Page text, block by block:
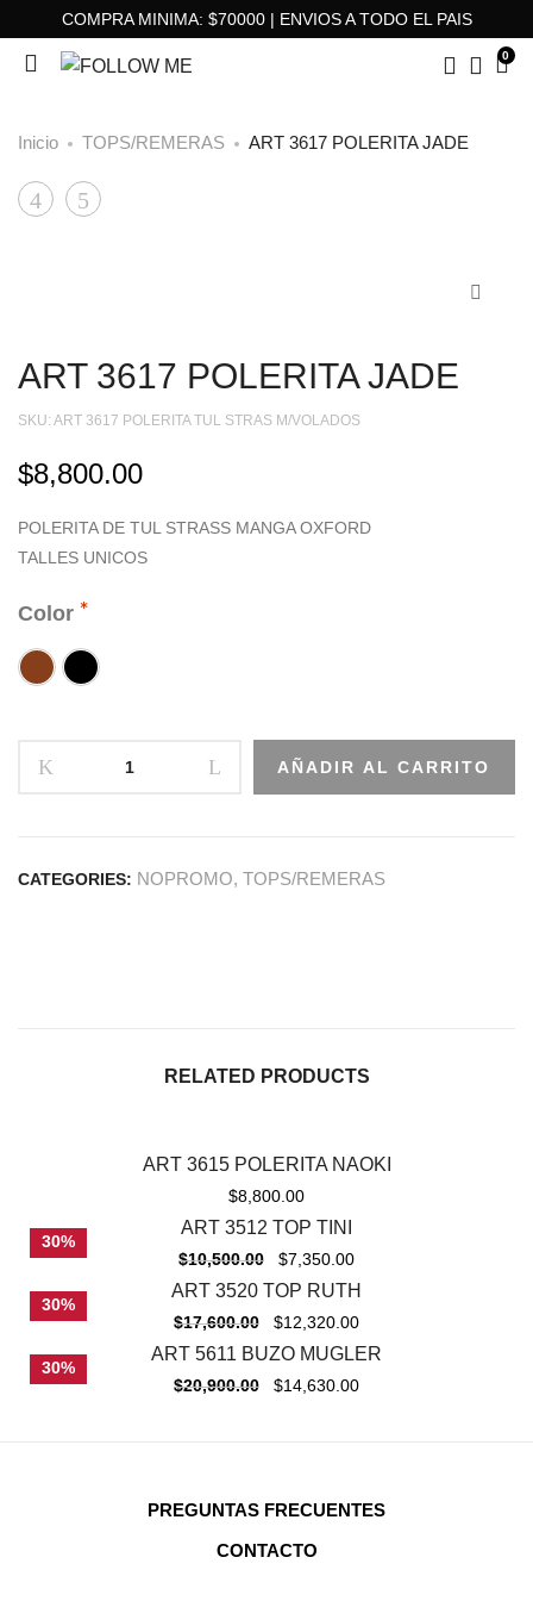
COMPRA MINIMA: $70000 | ENVIOS A TODO EL PAIS
0
Inicio TOPS/REMERAS ART 3617 POLERITA JADE
ARTART
ART 3617 POLERITA JADE
SKU: ART 3617 POLERITA TUL STRAS M/VOLADOS
$8,800.00
POLERITA DE TUL STRASS MANGA OXFORD
TALLES UNICOS
Color
AÑADIR AL CARRITO
CATEGORIES: NOPROMO, TOPS/REMERAS
RELATED PRODUCTS
ART 3615 POLERITA NAOKI
$8,800.00
30%
ART 3512 TOP TINI
$10,500.00 $7,350.00
30%
ART 3520 TOP RUTH
$17,600.00 $12,320.00
30%
ART 5611 BUZO MUGLER
$20,900.00 $14,630.00
PREGUNTAS FRECUENTES
CONTACTO